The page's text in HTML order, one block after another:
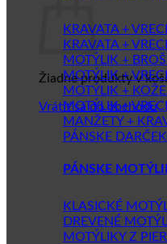
Žiadne produkty v
Vrátiť sa do obchodu
KRAVATA +
KRAVATA +
MOTÝLIK +
MOTÝLIK +
MOTÝLIK +
MOTÝLIK +
MANŽETY +
PÁNSKE
PÁNSKE
KLASICKÉ
DREVENÉ
MOTÝLIKY Z